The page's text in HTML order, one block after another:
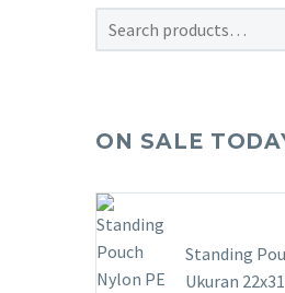
ON SALE
Standing
Ukuran